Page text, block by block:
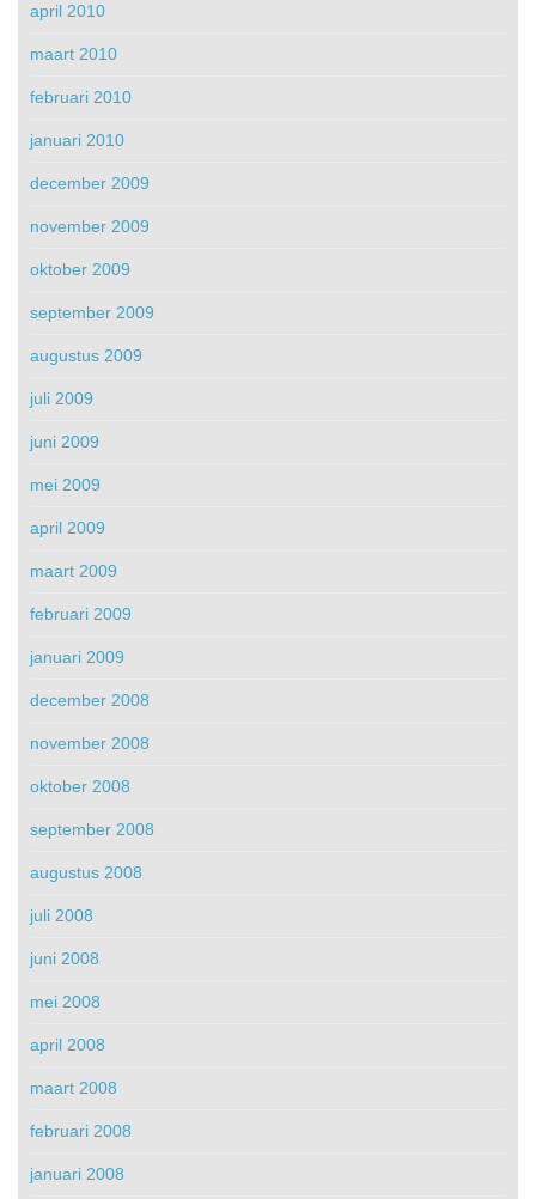
april 2010
maart 2010
februari 2010
januari 2010
december 2009
november 2009
oktober 2009
september 2009
augustus 2009
juli 2009
juni 2009
mei 2009
april 2009
maart 2009
februari 2009
januari 2009
december 2008
november 2008
oktober 2008
september 2008
augustus 2008
juli 2008
juni 2008
mei 2008
april 2008
maart 2008
februari 2008
januari 2008